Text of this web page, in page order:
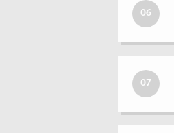
06
07